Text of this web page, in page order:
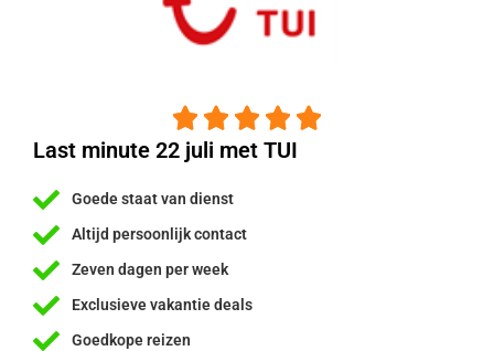
    
Last minute 22 juli met TUI
Goede staat van dienst
Altijd persoonlijk contact
Zeven dagen per week
Exclusieve vakantie deals
Goedkope reizen